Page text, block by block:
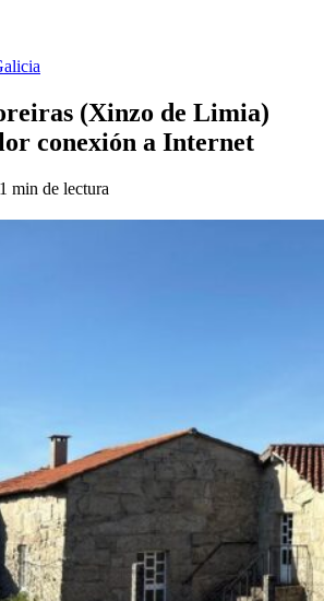
(Xinzo de Limia)
conexión a Internet
min de lectura